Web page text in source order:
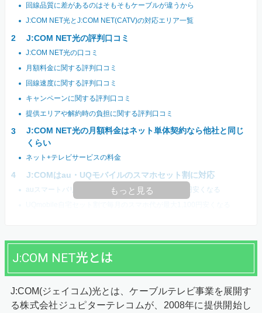
回線品質に差があるのはそもそもケーブルが違うから
J:COM NET光とJ:COM NET(CATV)の対応エリア一覧
J:COM NET光の評判口コミ
J:COM NET光の口コミ
月額料金に関する評判口コミ
回線速度に関する評判口コミ
キャンペーンに関する評判口コミ
提供エリアや解約時の負担に関する評判口コミ
J:COM NET光の月額料金はネット単体契約なら他社と同じ
くらい
ネット+テレビサービスの料金
J:COMはau・UQモバイルのスマホセット割に対応
auスマートバリューで毎月のスマホ代が最大1,100円安くなる
もっと見る
J:COM NET光とは
J:COM(ジェイコム)光とは、ケーブルテレビ事業を展開す
る株式会社ジュピターテレコムが、2008年に提供開始し